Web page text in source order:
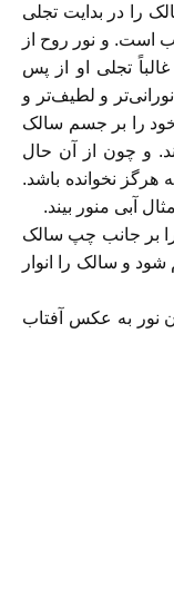
را در بدایت تجلى
است. و نور روح از
تجلى او از پس
و لطیف‏‌تر و
را بر جسم سالک
و چون از آن حال
هرگز نخوانده باشد.
آبى منور بیند.
بر جانب چپ سالک
و سالک را انوار
نور به عکس آفتاب